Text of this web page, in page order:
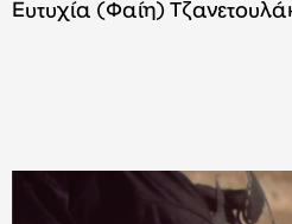
Ευτυχία (Φαίη)